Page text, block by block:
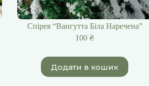
Спірея “Вангутта Біла Наречена”
100₴
Додати в кошик